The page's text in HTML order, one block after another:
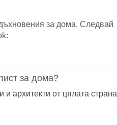
за дома. Следвай
за дома?
архитекти от цялата страна